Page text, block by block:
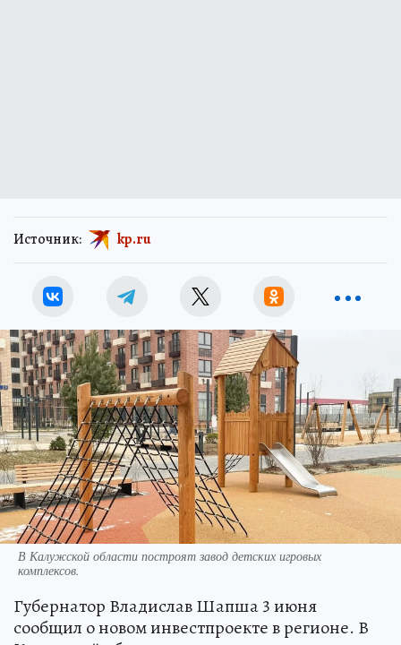
Источник: kp.ru
В Калужской области построят завод детских игровых
комплексов.
Губернатор Владислав Шапша 3 июня
сообщил о новом инвестпроекте в регионе. В